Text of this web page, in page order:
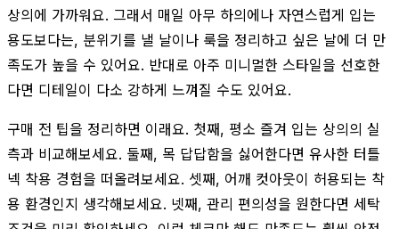
상의에 가까워요. 그래서 매일 아무 하의에나 자연스럽게 입는
용도보다는, 분위기를 낼 날이나 룩을 정리하고 싶은 날에 더 만
족도가 높을 수 있어요. 반대로 아주 미니멀한 스타일을 선호한
다면 디테일이 다소 강하게 느껴질 수도 있어요.
구매 전 팁을 정리하면 이래요. 첫째, 평소 즐겨 입는 상의의 실
측과 비교해보세요. 둘째, 목 답답함을 싫어한다면 유사한 터틀
넥 착용 경험을 떠올려보세요. 셋째, 어깨 컷아웃이 허용되는 착
용 환경인지 생각해보세요. 넷째, 관리 편의성을 원한다면 세탁